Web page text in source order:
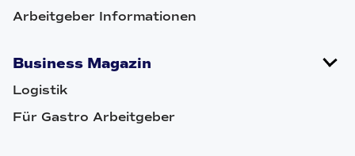
Arbeitgeber Informationen
Business Magazin
Logistik
Für Gastro Arbeitgeber